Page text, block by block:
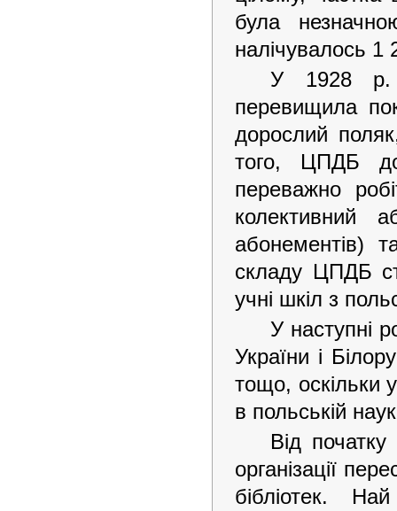
була
налічувалось 1
У 1928 р.
перевищила
дорослий
того, ЦПДБ
переважно
колективний
абонементів)
складу ЦПДБ
учні шкіл з
У наступні
України і
тощо, оскільки
в польській
Від
організації
бібліотек.